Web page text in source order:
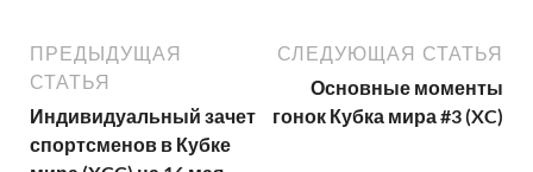
ПРЕДЫДУЩАЯ
СТАТЬЯ
Индивидуальный зачет
спортсменов в Кубке
СЛЕДУЮЩАЯ СТАТЬЯ
Основные моменты
гонок Кубка мира #3 (XC)